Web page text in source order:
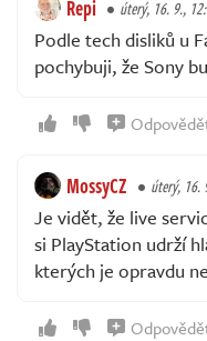
Repi úterý, 16. 9.,
Podle tech disliků u
pochybuji, že Sony
MossyCZ úterý, 16.
Je vidět, že live
si PlayStation udrží
kterých je opravdu